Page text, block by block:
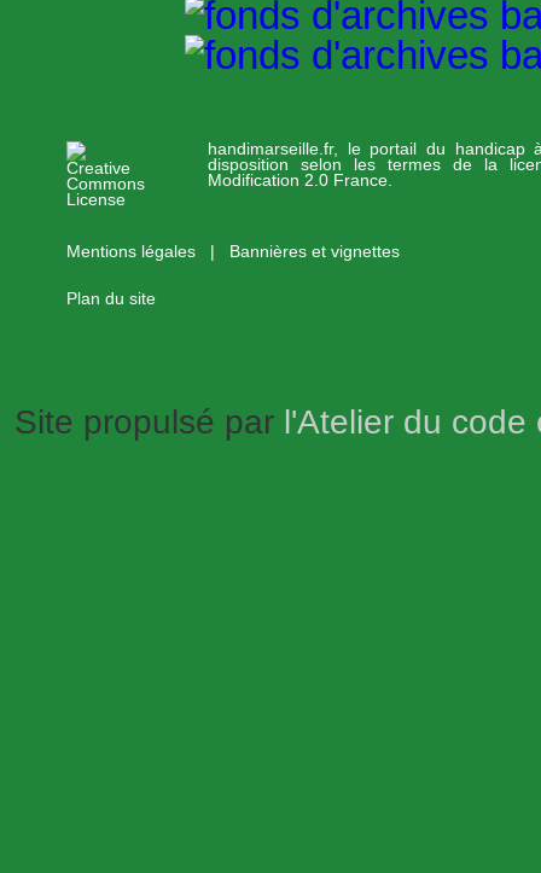
handimarseille.fr, le portail du handicap
disposition selon les termes de la
Modification 2.0 France.
Mentions légales Bannières et vignettes
Plan du site
Site propulsé par l'Atelier du